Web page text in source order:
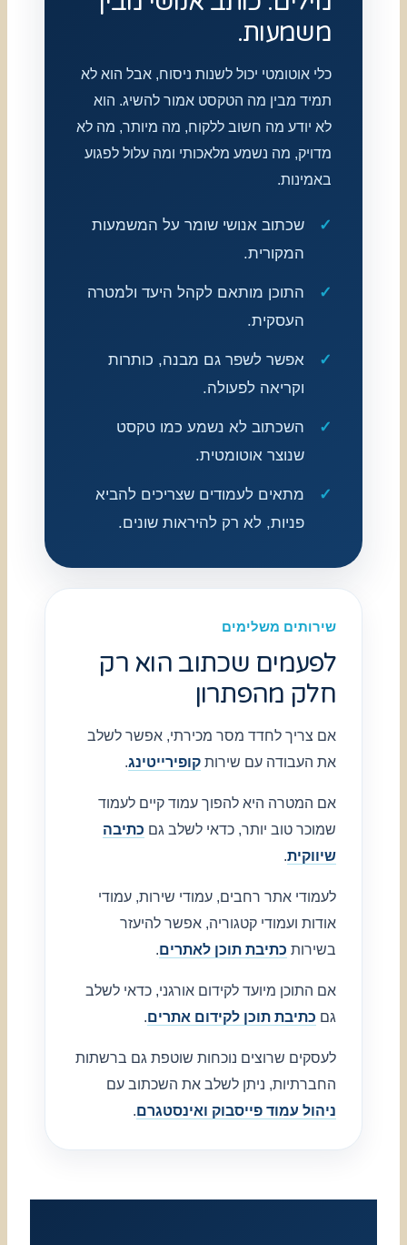
משמעות.
כלי אוטומטי יכול לשנות ניסוח, אבל הוא לא
תמיד מבין מה הטקסט אמור להשיג. הוא
לא יודע מה חשוב ללקוח, מה מיותר, מה לא
מדויק, מה נשמע מלאכותי ומה עלול לפגוע
באמינות.
שכתוב אנושי שומר על המשמעות
המקורית.
התוכן מותאם לקהל היעד ולמטרה
העסקית.
אפשר לשפר גם מבנה, כותרות
וקריאה לפעולה.
השכתוב לא נשמע כמו טקסט
שנוצר אוטומטית.
מתאים לעמודים שצריכים להביא
פניות, לא רק להיראות שונים.
שירותים משלימים
לפעמים שכתוב הוא רק
חלק מהפתרון
אם צריך לחדד מסר מכירתי, אפשר לשלב
את העבודה עם שירותקופירייטינג.
אם המטרה היא להפוך עמוד קיים לעמוד
שמוכר טוב יותר, כדאי לשלב גם כתיבה
שיווקית.
לעמודי אתר רחבים, עמודי שירות, עמודי
אודות ועמודי קטגוריה, אפשר להיעזר
בשירות כתיבת תוכן לאתרים.
אם התוכן מיועד לקידום אורגני, כדאי לשלב
גם כתיבת תוכן לקידום אתרים.
לעסקים שרוצים נוכחות שוטפת גם ברשתות
החברתיות, ניתן לשלב את השכתוב עם
ניהול עמוד פייסבוק ואינסטגרם.